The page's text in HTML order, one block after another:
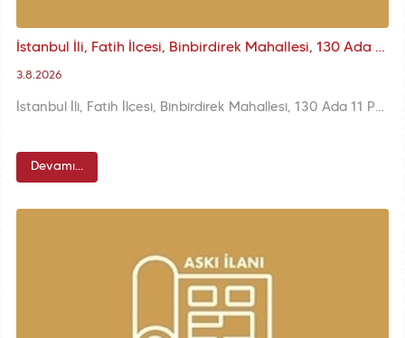
İstanbul İli, Fatih İlçesi, Binbirdirek Mahallesi, 130 Ada 11 Parsele İlişkin KUİP-341112631 Plan İşlem Numaralı 1/1000 ölçekli K.A.U.İ.P. Askı İlanı
3.8.2026
İstanbul İli, Fatih İlçesi, Binbirdirek Mahallesi, 130 Ada 11 Parsele İlişkin KUİP-341112631 Plan İşlem Numaralı 1/1000 ölçekli K.A.U.İ.P. Değişikliği
Devamı...